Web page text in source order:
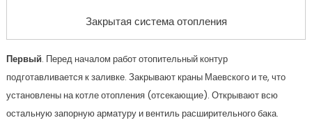
Закрытая система отопления
Первый. Перед началом работ отопительный контур
подготавливается к заливке. Закрывают краны Маевского и те, что
установлены на котле отопления (отсекающие). Открывают всю
остальную запорную арматуру и вентиль расширительного бака.